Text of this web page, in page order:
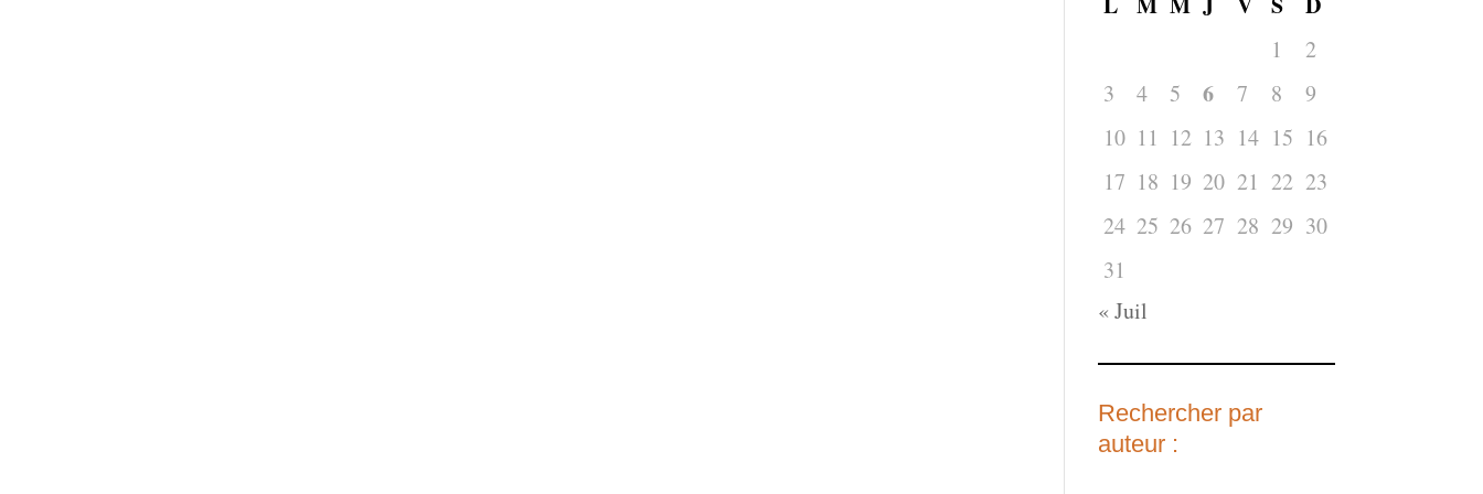
1
2
3
4 5 6 7 8
9
10 11 12 13 14 15 16
17 18 19 20 21 22 23
24 25 26 27 28 29 30
31
« Juil
Rechercher par
auteur :